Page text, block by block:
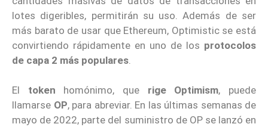
lotes digeribles, permitirán su uso. Además de ser
más barato de usar que Ethereum, Optimistic se está
convirtiendo rápidamente en uno de los protocolos
de capa 2 más populares
El token homónimo, que rige Optimism, puede
llamarse OP, para abreviar. En las últimas semanas de
mayo de 2022, parte del suministro de OP se lanzó en